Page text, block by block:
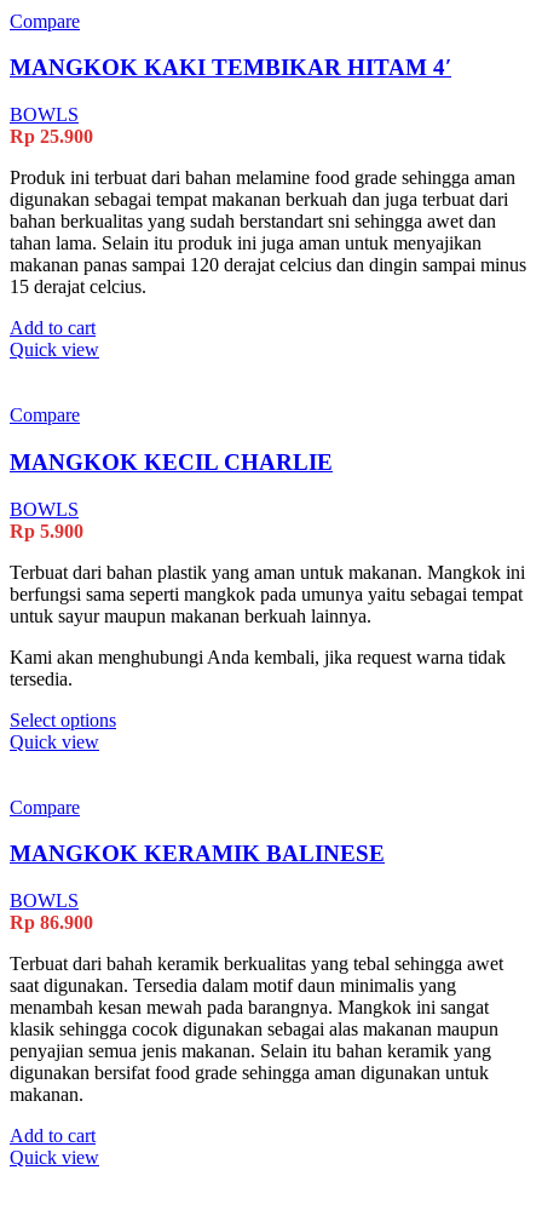
Compare
MANGKOK KAKI TEMBIKAR HITAM 4′
BOWLS
Rp 25.900
Produk ini terbuat dari bahan melamine food grade sehingga aman
digunakan sebagai tempat makanan berkuah dan juga terbuat dari
bahan berkualitas yang sudah berstandart sni sehingga awet dan
tahan lama. Selain itu produk ini juga aman untuk menyajikan
makanan panas sampai 120 derajat celcius dan dingin sampai minus
15 derajat celcius.
Add to cart
Quick view
Compare
MANGKOK KECIL CHARLIE
BOWLS
Rp 5.900
Terbuat dari bahan plastik yang aman untuk makanan. Mangkok ini
berfungsi sama seperti mangkok pada umunya yaitu sebagai tempat
untuk sayur maupun makanan berkuah lainnya.
Kami akan menghubungi Anda kembali, jika request warna tidak
tersedia.
Select optionsThis
options
the
product
page
Quick view
Compare
MANGKOK KERAMIK BALINESE
BOWLS
Rp 86.900
Terbuat dari bahah keramik berkualitas yang tebal sehingga awet
saat digunakan. Tersedia dalam motif daun minimalis yang
menambah kesan mewah pada barangnya. Mangkok ini sangat
klasik sehingga cocok digunakan sebagai alas makanan maupun
penyajian semua jenis makanan. Selain itu bahan keramik yang
digunakan bersifat food grade sehingga aman digunakan untuk
makanan.
Add to cart
Quick view